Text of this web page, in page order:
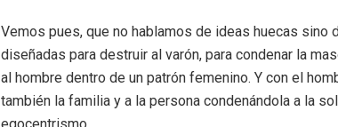
Vemos pues, que no hablamos de ideas huecas sino
diseñadas para destruir al varón, para condenar la
al hombre dentro de un patrón femenino. Y con el
también la familia y a la persona condenándola a la